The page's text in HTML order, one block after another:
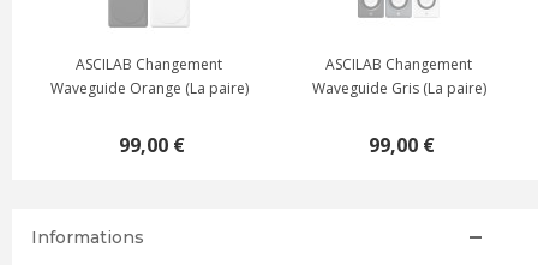
ASCILAB Changement
Waveguide Orange (La paire)
99,00 €
ASCILAB Changement
Waveguide Gris (La paire)
99,00 €
Informations